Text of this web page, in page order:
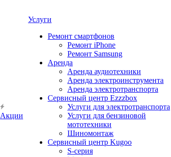
Акции
Услуги
Ремонт смартфонов
Ремонт iPhone
Ремонт Samsung
Аренда
Аренда аудиотехники
Аренда электроинструмента
Аренда электротранспорта
Сервисный центр Ezzzbox
Услуги для электротранспорта
Услуги для бензиновой
мототехники
Шиномонтаж
Сервисный центр Kugoo
S-cерия